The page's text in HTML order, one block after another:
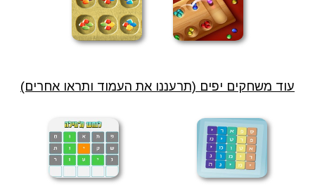
עוד משחקים יפים (תרעננו את העמוד ותראו אחרים)